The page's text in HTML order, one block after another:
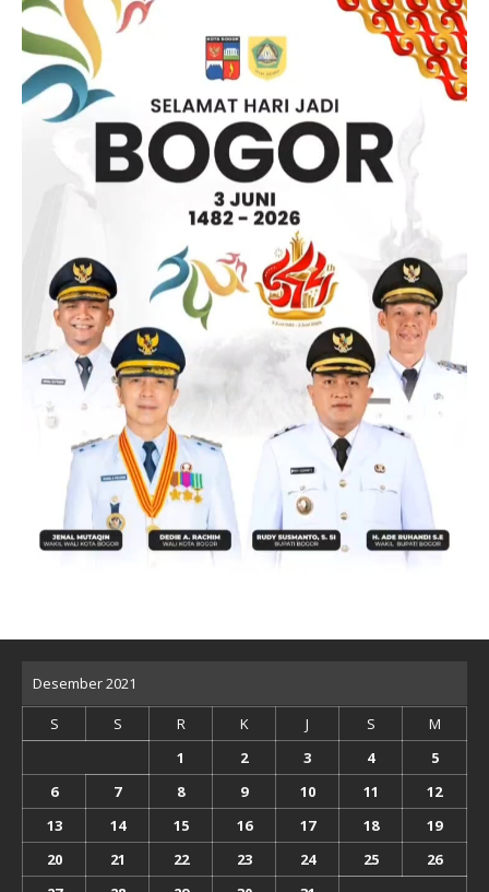
Desember 2021
S S R K J S
M
1
2 3 4
5
6
7 8 9 10 11
12
13
14 15 16 17 18
19
20
21 22 23 24 25
26